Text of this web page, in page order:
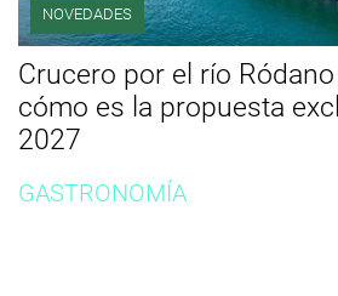
NOVEDADES
Crucero por el río
cómo es la propuesta
2027
GASTRONOMÍA